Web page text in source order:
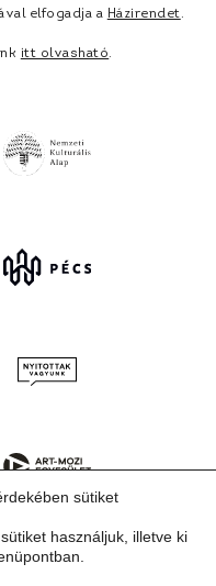
elfogadja a Házirendet.
itt olvasható.
sütiket
használjuk, illetve ki